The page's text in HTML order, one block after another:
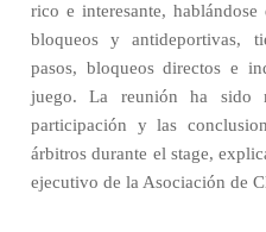
rico e interesante,
bloqueos y antideportivas,
pasos, bloqueos directos e
juego. La reunión ha sido
participación y las
árbitros durante el stage,
ejecutivo de la Asociación de